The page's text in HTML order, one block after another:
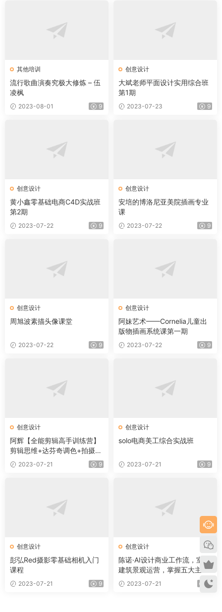
其他培训
流行歌曲演奏究极大修炼 – 伍
凌枫
2023-08-01 9
创意设计
大斌老师平面设计实用综合班
第1期
2023-07-23 9
创意设计
黄小鑫零基础电商C4D实战班
第2期
2023-07-22 9
创意设计
安培的博洛尼亚美院插画专业
课
2023-07-22 9
创意设计
周旭波素描头像课堂
2023-07-22 9
创意设计
阿妹艺术——Cornelia儿童出
版物插画系统课第一期
2023-07-22 9
创意设计
阿辉【全能剪辑高手训练营】
剪辑思维+达芬奇调色+拍摄技
巧一站教学
2023-07-21 9
创意设计
solo电商美工综合实战班
2023-07-21 9
创意设计
彭弘Red摄影零基础相机入门
课程
2023-07-21 9
创意设计
陈诺·AI设计商业工作流，​室内
建筑景观运营，掌握五大主流
AI设计工具
2023-07-21 9